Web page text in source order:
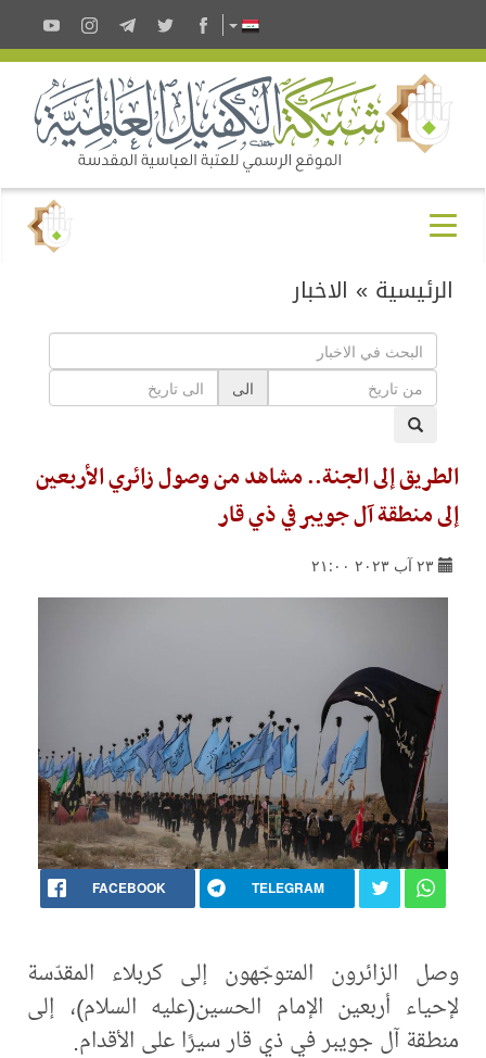
الرئيسية » الاخبار
الى
الطريق إلى الجنة.. مشاهد من وصول زائري الأربعين
إلى منطقة آل جويبر في ذي قار
٢٣ آب ٢٠٢٣ ٢١:٠٠
FACEBOOK TELEGRAM
وصل الزائرون المتوجّهون إلى كربلاء المقدّسة
لإحياء أربعين الإمام الحسين(عليه السلام)، إلى
منطقة آل جويبر في ذي قار سيرًا على الأقدام.